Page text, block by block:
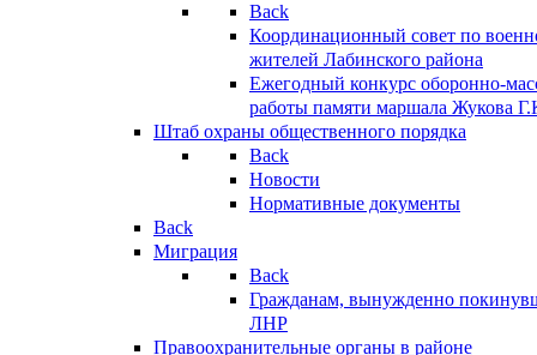
Back
Координационный совет по
жителей Лабинского района
Ежегодный конкурс оборонно-
работы памяти маршала Жукова
Штаб охраны общественного порядка
Back
Новости
Нормативные документы
Back
Миграция
Back
Гражданам, вынужденно
ЛНР
Правоохранительные органы в районе